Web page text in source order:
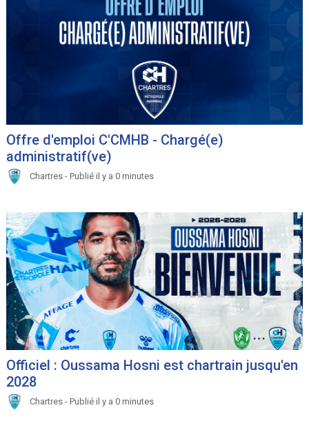
Offre d'emploi C'CMHB - Chargé(e)
administratif(ve)
Chartres - Publié il y a 0 minutes
Officiel : Oussama Hosni est chartrain jusqu'en
2028
Chartres - Publié il y a 0 minutes